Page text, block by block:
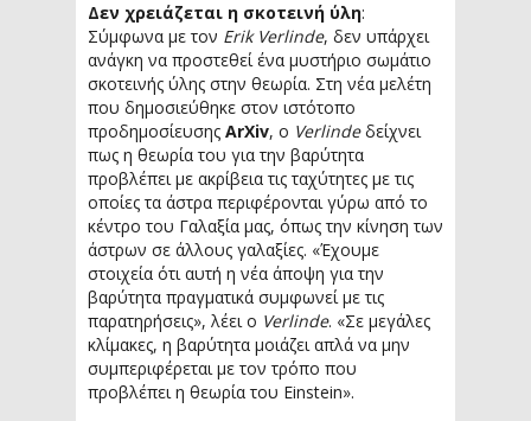
Δεν χρειάζεται η σκοτεινή ύλη:
Σύμφωνα με τον Erik Verlinde, δεν υπάρχει
ανάγκη να προστεθεί ένα μυστήριο σωμάτιο
σκοτεινής ύλης στην θεωρία. Στη νέα μελέτη
που δημοσιεύθηκε στον ιστότοπο
προδημοσίευσης ArXiv, ο Verlindeδείχνει
πως η θεωρία του για την βαρύτητα
προβλέπει με ακρίβεια τις ταχύτητες με τις
οποίες τα άστρα περιφέρονται γύρω από το
κέντρο του Γαλαξία μας, όπως την κίνηση των
άστρων σε άλλους γαλαξίες. «Έχουμε
στοιχεία ότι αυτή η νέα άποψη για την
βαρύτητα πραγματικά συμφωνεί με τις
παρατηρήσεις», λέει ο Verlinde. «Σε μεγάλες
κλίμακες, η βαρύτητα μοιάζει απλά να μην
συμπεριφέρεται με τον τρόπο που
προβλέπει η θεωρία του Einstein».